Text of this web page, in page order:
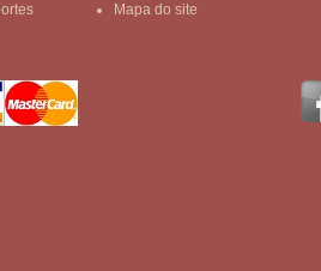
Mapa do site